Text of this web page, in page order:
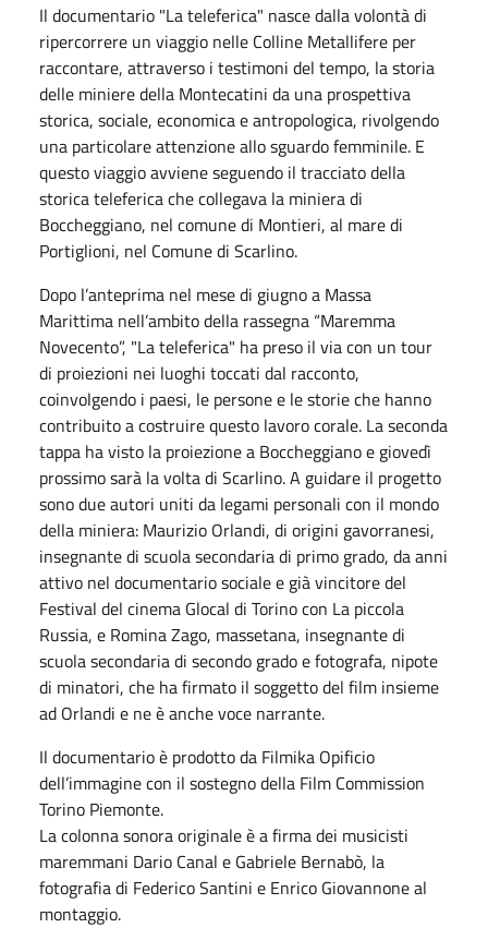
Il documentario "La teleferica" nasce dalla volontà di
ripercorrere un viaggio nelle Colline Metallifere per
raccontare, attraverso i testimoni del tempo, la storia
delle miniere della Montecatini da una prospettiva
storica, sociale, economica e antropologica, rivolgendo
una particolare attenzione allo sguardo femminile. E
questo viaggio avviene seguendo il tracciato della
storica teleferica che collegava la miniera di
Boccheggiano, nel comune di Montieri, al mare di
Portiglioni, nel Comune di Scarlino.
Dopo l’anteprima nel mese di giugno a Massa
Marittima nell’ambito della rassegna “Maremma
Novecento”, "La teleferica" ha preso il via con un tour
di proiezioni nei luoghi toccati dal racconto,
coinvolgendo i paesi, le persone e le storie che hanno
contribuito a costruire questo lavoro corale. La seconda
tappa ha visto la proiezione a Boccheggiano e giovedì
prossimo sarà la volta di Scarlino. A guidare il progetto
sono due autori uniti da legami personali con il mondo
della miniera: Maurizio Orlandi, di origini gavorranesi,
insegnante di scuola secondaria di primo grado, da anni
attivo nel documentario sociale e già vincitore del
Festival del cinema Glocal di Torino con La piccola
Russia, e Romina Zago, massetana, insegnante di
scuola secondaria di secondo grado e fotografa, nipote
di minatori, che ha firmato il soggetto del film insieme
ad Orlandi e ne è anche voce narrante.
Il documentario è prodotto da Filmika Opificio
dell’immagine con il sostegno della Film Commission
Torino Piemonte.
La colonna sonora originale è a firma dei musicisti
maremmani Dario Canal e Gabriele Bernabò, la
fotografia di Federico Santini e Enrico Giovannone al
montaggio.